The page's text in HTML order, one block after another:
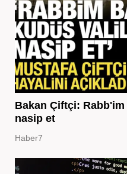
Bakan Çiftçi:
nasip et
Haber7